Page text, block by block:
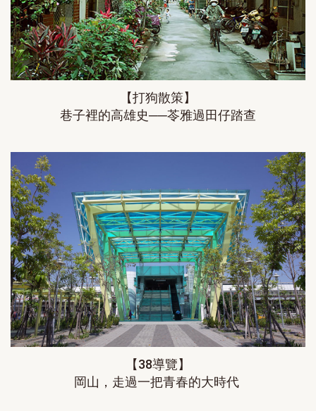
【打狗散策】
巷子裡的高雄史──苓雅過田仔踏查
【38導覽】
岡山，走過一把青春的大時代